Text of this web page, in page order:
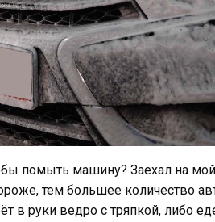
помыть машину? Заехал на
тем большее количество
в руки ведро с тряпкой, либо